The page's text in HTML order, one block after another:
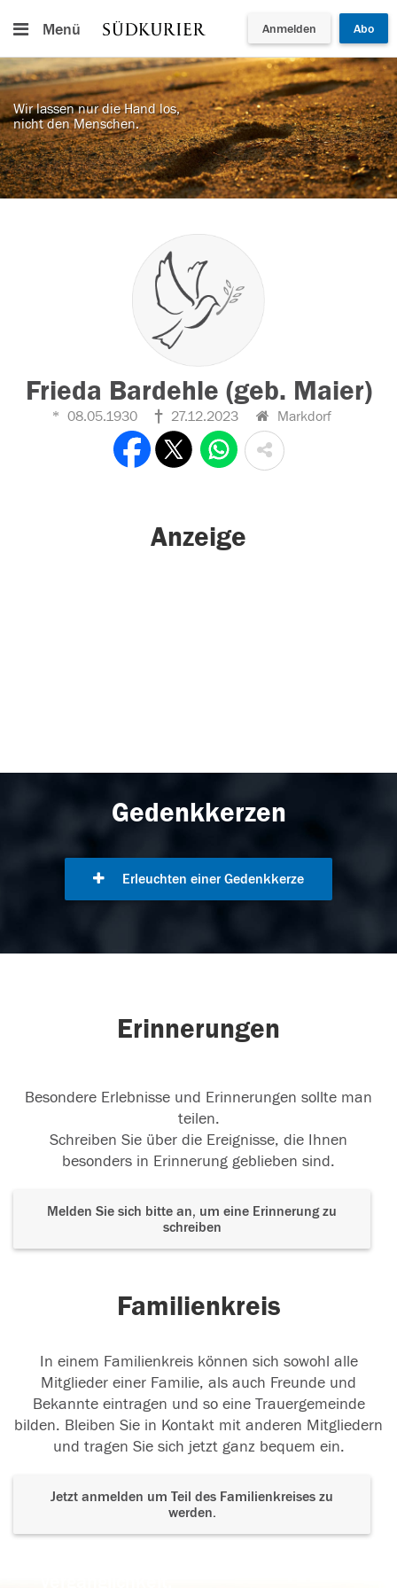
Menü Anmelden Abo
Wir lassen nur die Hand los,
nicht den Menschen.
Frieda Bardehle (geb. Maier)
08.05.1930 27.12.2023 Markdorf
Anzeige
Gedenkkerzen
Erleuchten einer Gedenkkerze
Erinnerungen
Besondere Erlebnisse und Erinnerungen sollte man
teilen.
Schreiben Sie über die Ereignisse, die Ihnen
besonders in Erinnerung geblieben sind.
Melden Sie sich bitte an, um eine Erinnerung zu
schreiben
Familienkreis
In einem Familienkreis können sich sowohl alle
Mitglieder einer Familie, als auch Freunde und
Bekannte eintragen und so eine Trauergemeinde
bilden. Bleiben Sie in Kontakt mit anderen Mitgliedern
und tragen Sie sich jetzt ganz bequem ein.
Jetzt anmelden um Teil des Familienkreises zu
werden.